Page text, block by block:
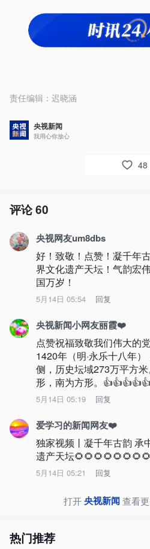
责任编辑： 迟晓涵
央视新闻
我用心你放心
48
评论60
央视网友um8dbs
好！致敬！点赞！凝千年
界文化遗产天坛！气韵宏
国万岁！
5月14日 05:54 回复
央视新闻小网友丽霞❤️
点赞祝福致敬我们伟大的
1420年（明·永乐十八年
侧，历史坛域273万平方
形，南为方形。
5月14日 05:19 回复
爱学习的新闻网友❤️
独家视频丨凝千年古韵
遗产天坛
5月14日 05:21 回复
打开央视新闻查看
热门推荐